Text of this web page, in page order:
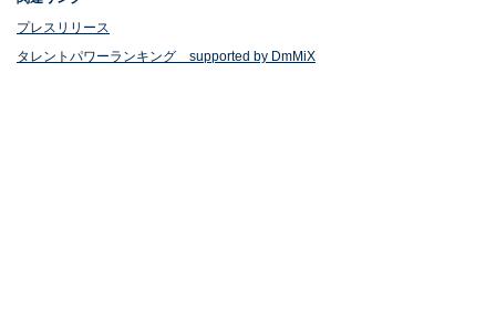
プレスリリース
タレントパワーランキング supported by DmMiX